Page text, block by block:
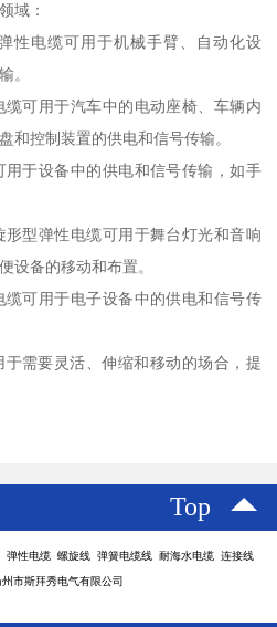
域：
性电缆可用于机械手臂、自动化设
。
可用于汽车中的电动座椅、车辆内
和控制装置的供电和信号传输。
于设备中的供电和信号传输，如手
型弹性电缆可用于舞台灯光和音响
设备的移动和布置。
可用于电子设备中的供电和信号传
需要灵活、伸缩和移动的场合，提
Top
弹性电缆 螺旋线 弹簧电缆线 耐海水电缆 连接线
市斯拜秀电气有限公司